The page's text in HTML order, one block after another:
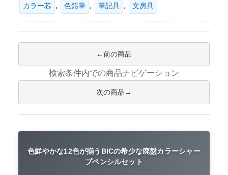
カラー芯 , 色鉛筆 , 筆記具 , 文房具
前の商品
検索条件内での商品ナビゲーション
次の商品
色鮮やかな12色が揃うBICの希少な廃盤カラーシャー
プペンシルセット